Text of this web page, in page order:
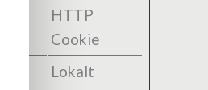
HTTP
Cookie
Lokalt